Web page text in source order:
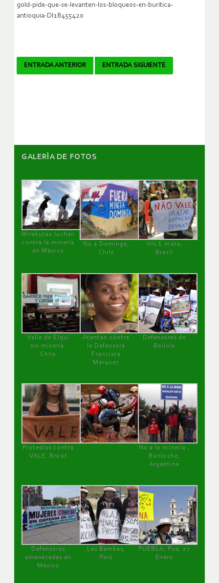
gold-pide-que-se-levanten-los-bloqueos-en-buritica-
antioquia-DI18455420
Navegador
ENTRADA ANTERIOR ENTRADA SIGUIENTE
GALERÌA DE FOTOS
Wirakutas luchan
contra la minería
en México
No a Dominga,
Chile
VALE mata,
Brasil
Valle de Elqui
sin minería.
Chile
Atentan contra
la Defensora
Francisca
Márquez
Defensoras de
Bolivia
Protestas contra
VALE, Brasil
No a la minería ,
Bariloche,
Argentina
Defensoras
amenazadas en
México
Las Bambas,
Perú
PUEBLA, Pue, 27
Enero